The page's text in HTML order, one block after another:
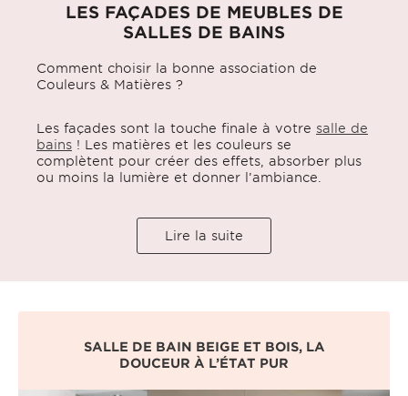
LES FAÇADES DE MEUBLES DE
SALLES DE BAINS
Comment choisir la bonne association de
Couleurs & Matières ?
Les façades sont la touche finale à votre salle de
bains ! Les matières et les couleurs se
complètent pour créer des effets, absorber plus
ou moins la lumière et donner l’ambiance.
Lire la suite
SALLE DE BAIN BEIGE ET BOIS, LA
DOUCEUR À L’ÉTAT PUR